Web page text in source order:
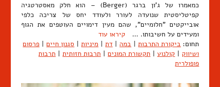
כמאמרו של ג'ון ברגר (Berger) – הוא חלק מאסטרטגיה
קפיטליסטית שנועדה לעורר ולעודד יחס של צריכה כלפי
אובייקטים "חלומיים", שהם מעין דימויים העוטפים את הגוף
ומעידים על חשיבותו. … קיראו עוד
תחום: ביקורת התרבות | במה | דת | מיניות | סגנון חיים | פרסום
ושיווק | קולנוע | תקשורת המונים | תרבות חזותית | תרבות
פופולרית